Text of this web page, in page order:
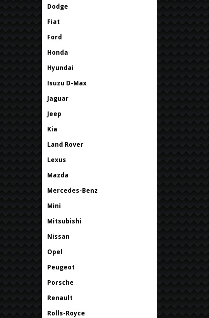
Dodge
Fiat
Ford
Honda
Hyundai
Isuzu D-Max
Jaguar
Jeep
Kia
Land Rover
Lexus
Mazda
Mercedes-Benz
Mini
Mitsubishi
Nissan
Opel
Peugeot
Porsche
Renault
Rolls-Royce